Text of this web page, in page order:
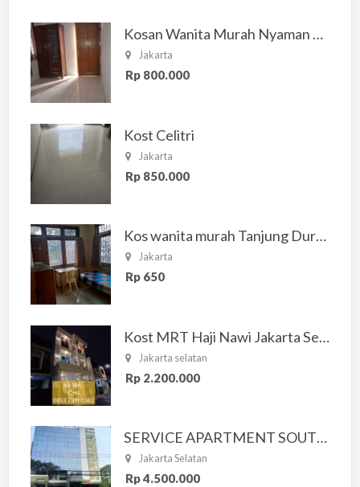
Kosan Wanita Murah Nyaman di Jakarta Selatan
Jakarta
Rp 800.000
Kost Celitri
Jakarta
Rp 850.000
Kos wanita murah Tanjung Duren Jakarta Barat
Jakarta
Rp 650
Kost MRT Haji Nawi Jakarta Selatan
Jakarta selatan
Rp 2.200.000
SERVICE APARTMENT SOUTH RESIDENCE
Jakarta Selatan
Rp 4.500.000